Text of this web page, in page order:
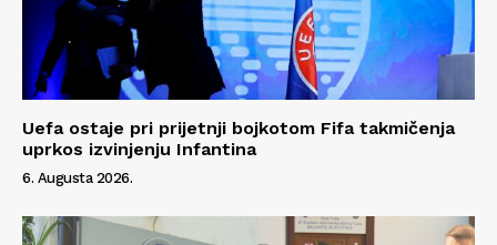
Uefa ostaje pri prijetnji bojkotom Fifa takmičenja
uprkos izvinjenju Infantina
6. Augusta 2026.